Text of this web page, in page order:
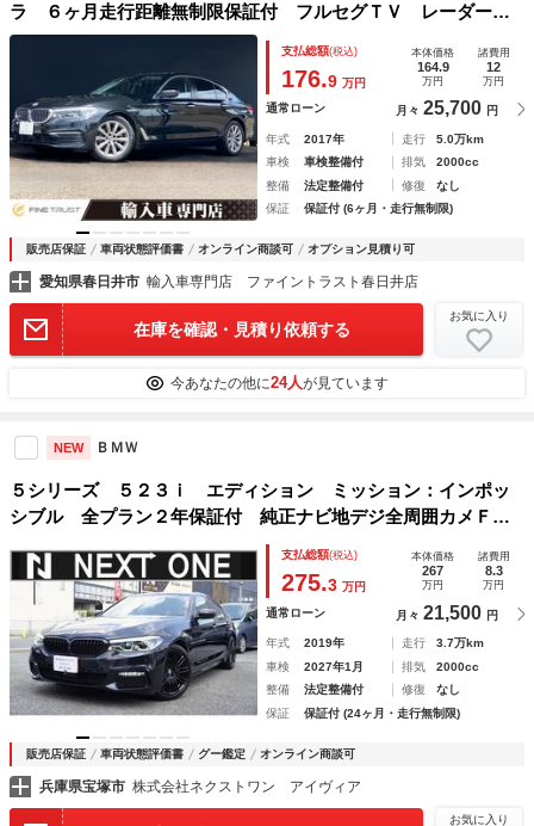
ラ ６ヶ月走行距離無制限保証付 フルセグＴＶ レーダーク
ルーズコントロール 禁煙車 ドライビングアシストプラス
ＬＥＤヘッドライト ＥＴＣ パーキングアシスト
支払総額(税込)
176.9 万円
本体価格
164.9
万円
諸費用
12
万円
通常ローン 月々 25,700 円
年式 2017年 走行
5.0万km
車検
車検整備付 排気
2000cc
整備
法定整備付 修復
なし
保証
保証付 (6ヶ月・走行無制限)
販売店保証 車両状態評価書 オンライン商談可 オプション見積り可
愛知県春日井市 輸入車専門店 ファイントラスト春日井店
在庫を確認・見積り依頼する
お気に入り
今あなたの他に24人が見ています
NEW ＢＭＷ
５シリーズ ５２３ｉ エディション ミッション：インポッ
シブル 全プラン２年保証付 純正ナビ地デジ全周囲カメＦ／
ＲＤレコ インテリジェントセーフティー ブラインドスポッ
トモニター アクティブクルーズコントロール アンビエント
ライト パワーバックドア パワーシート
支払総額(税込)
275.3 万円
本体価格
267
万円
諸費用
8.3
万円
通常ローン 月々 21,500 円
年式 2019年 走行
3.7万km
車検
2027年1月 排気
2000cc
整備
法定整備付 修復
なし
保証
保証付 (24ヶ月・走行無制限)
販売店保証 車両状態評価書 グー鑑定 オンライン商談可
兵庫県宝塚市 株式会社ネクストワン アイヴィア
お気に入り